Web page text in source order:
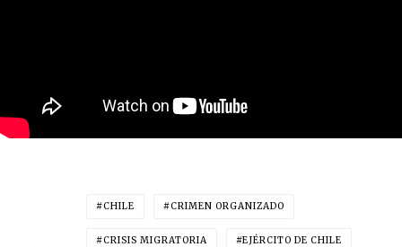
CHILE CRIMEN ORGANIZADO
CRISIS MIGRATORIA EJÉRCITO DE CHILE